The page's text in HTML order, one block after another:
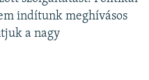
indítunk meghívásos
a nagy